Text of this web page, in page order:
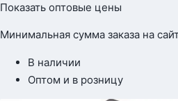
Показать оптовые цены
Минимальная сумма заказа на
В наличии
Оптом и в розницу